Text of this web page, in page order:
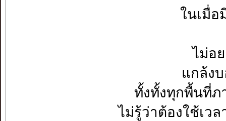
ในเมื่อ
ไม่อ
แกล้ง
ทั้งทั้งทุกพื้นที่ภ
ไม่รู้ว่าต้องใช้เว